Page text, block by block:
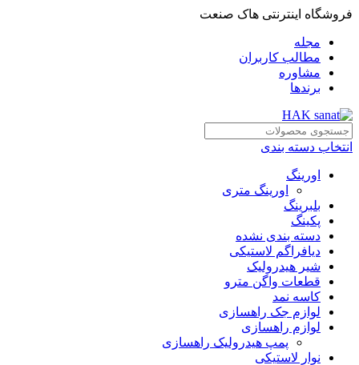
فروشگاه اینترنتی هاک صنعت
مجله
مطالب کاربران
مشاوره
برندها
انتخاب دسته بندی
اورینگ
اورینگ متری
بلبرینگ
پکینگ
دسته بندی نشده
دیافراگم لاستیکی
شیر هیدرولیک
قطعات واگن مترو
کاسه نمد
لوازم جک راهسازی
لوازم راهسازی
پمپ هیدرولیک راهسازی
نوار لاستیکی